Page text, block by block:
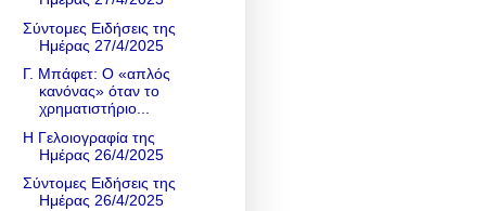
Σύντομες Ειδήσεις της
Ημέρας 27/4/2025
Γ. Μπάφετ: Ο «απλός
κανόνας» όταν το
χρηματιστήριο...
Η Γελοιογραφία της
Ημέρας 26/4/2025
Σύντομες Ειδήσεις της
Ημέρας 26/4/2025